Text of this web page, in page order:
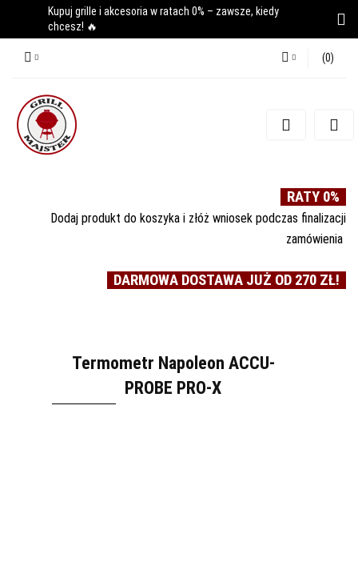
Kupuj grille i akcesoria w ratach 0% – zawsze, kiedy
chcesz! 🔥
Zarejestruj się
(0)
RATY 0%
Dodaj produkt do koszyka i złóż wniosek podczas finalizacji
zamówienia
DARMOWA DOSTAWA JUŻ OD 270 ZŁ!
Termometr Napoleon ACCU-
PROBE PRO-X